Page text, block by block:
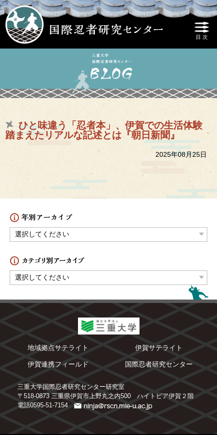
ひと味違う「忍者本」、伊賀での生活体験
踏まえたリアルな記述とは『朝日新聞』
2025年08月25日
地域拠点サテライト 伊賀サテライト
伊賀連携フィールド 国際忍者研究センター
三重大学国際忍者研究センター研究室
〒518-0873 三重県伊賀市上野丸之内500 ハイトピア伊賀２階
電話0595-51-7154